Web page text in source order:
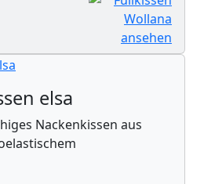
elsa
Nackenkissen aus